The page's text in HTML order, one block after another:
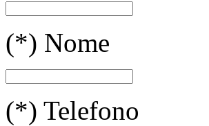
(*) Nome
(*) Telefono